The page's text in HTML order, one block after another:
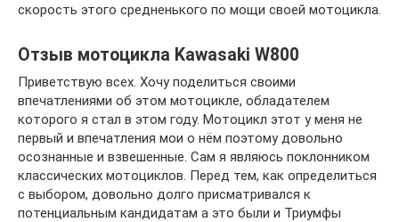
скорость этого средненького по мощи своей мотоцикла.
Отзыв мотоцикла Kawasaki W800
Приветствую всех. Хочу поделиться своими
впечатлениями об этом мотоцикле, обладателем
которого я стал в этом году. Мотоцикл этот у меня не
первый и впечатления мои о нём поэтому довольно
осознанные и взвешенные. Сам я являюсь поклонником
классических мотоциклов. Перед тем, как определиться
с выбором, довольно долго присматривался к
потенциальным кандидатам а это были и Триумфы